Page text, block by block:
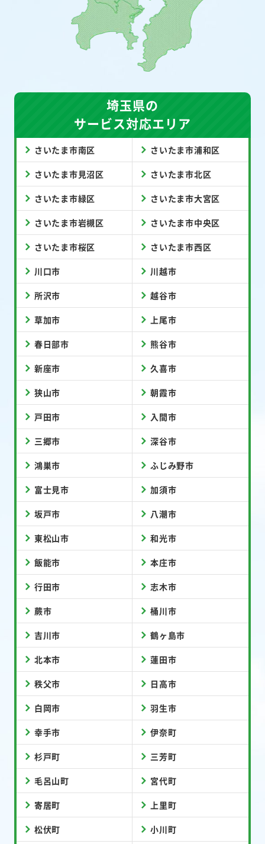
埼玉県の
サービス対応エリア
さいたま市南区 さいたま市浦和区
さいたま市見沼区 さいたま市北区
さいたま市緑区 さいたま市大宮区
さいたま市岩槻区 さいたま市中央区
さいたま市桜区 さいたま市西区
川口市 川越市
所沢市 越谷市
草加市 上尾市
春日部市 熊谷市
新座市 久喜市
狭山市 朝霞市
戸田市 入間市
三郷市 深谷市
鴻巣市 ふじみ野市
富士見市 加須市
坂戸市 八潮市
東松山市 和光市
飯能市 本庄市
行田市 志木市
蕨市 桶川市
吉川市 鶴ヶ島市
北本市 蓮田市
秩父市 日高市
白岡市 羽生市
幸手市 伊奈町
杉戸町 三芳町
毛呂山町 宮代町
寄居町 上里町
松伏町 小川町